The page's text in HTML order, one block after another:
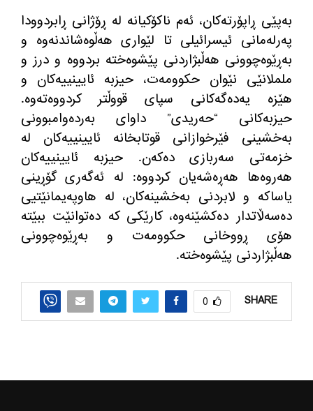
بەپێی ڕاپۆرتەکان، ئەم ناکۆکیانە لە ڕۆژانی ڕابردوودا
پەرلەمانی ئیسرائیلی تا لێواری هەڵوەشاندنەوە و
بەڕێوەچوونی هەڵبژاردنی پێشوەختە بردووە و درز و
ململانێی نێوان حکوومەت، حیزبە ئایینییەکان و
هێزە یەدەگەکانی سپای قووڵتر کردووەتەوە.
حیزبەکانی “حەریدی” داوای بەردەوامبوونی
بەخشینی فێرخوازانی قوتابخانە ئایینییەکان لە
خزمەتی سەربازی دەکەن.حیزبە ئایینییەکان
هەروەها هەڕەشەیان کردووە: لە ئەگەری گۆڕینی
یاساکە و لابردنی بەخشینەکان، لە هاوپەیمانێتیی
دەسەڵاتدار دەکشێنەوە، کارێکی کە دەتوانێت ببێتە
هۆی ڕووخانی حکوومەت و بەڕێوەچوونی
هەڵبژاردنی پێشوەختە.
SHARE
0